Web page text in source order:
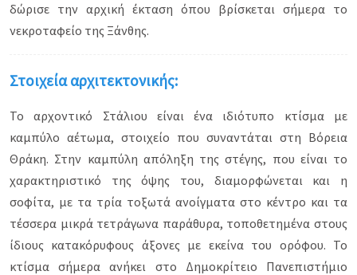
δώρισε την αρχική έκταση όπου βρίσκεται σήμερα το
νεκροταφείο της Ξάνθης.
Στοιχεία αρχιτεκτονικής:
Το αρχοντικό Στάλιου είναι ένα ιδιότυπο κτίσμα με
καμπύλο αέτωμα, στοιχείο που συναντάται στη Βόρεια
Θράκη. Στην καμπύλη απόληξη της στέγης, που είναι το
χαρακτηριστικό της όψης του, διαμορφώνεται και η
σοφίτα, με τα τρία τοξωτά ανοίγματα στο κέντρο και τα
τέσσερα μικρά τετράγωνα παράθυρα, τοποθετημένα στους
ίδιους κατακόρυφους άξονες με εκείνα του ορόφου. Το
κτίσμα σήμερα ανήκει στο Δημοκρίτειο Πανεπιστήμιο